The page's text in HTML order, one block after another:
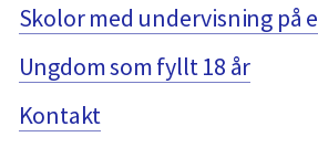
för
välja
något
av
Skolor med undervisning på
Ungdom som fyllt 18 år
Kontakt